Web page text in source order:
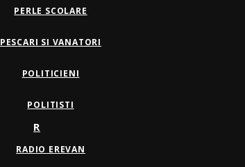
PERLE SCOLARE
PESCARI SI VANATORI
POLITICIENI
POLITISTI
R
RADIO EREVAN